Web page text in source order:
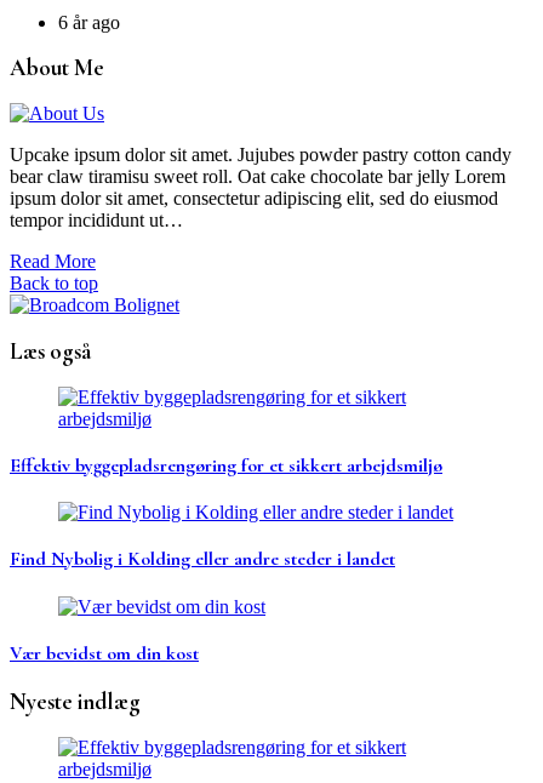
6 år ago
About Me
Upcake ipsum dolor sit amet. Jujubes powder pastry cotton candy
bear claw tiramisu sweet roll. Oat cake chocolate bar jelly Lorem
ipsum dolor sit amet, consectetur adipiscing elit, sed do eiusmod
tempor incididunt ut…
Read More
Back to top
Læs også
Effektiv byggepladsrengøring for et sikkert arbejdsmiljø
Find Nybolig i Kolding eller andre steder i landet
Vær bevidst om din kost
Nyeste indlæg